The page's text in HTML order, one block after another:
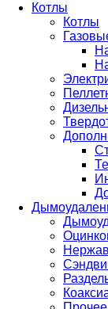
Котлы
Котлы